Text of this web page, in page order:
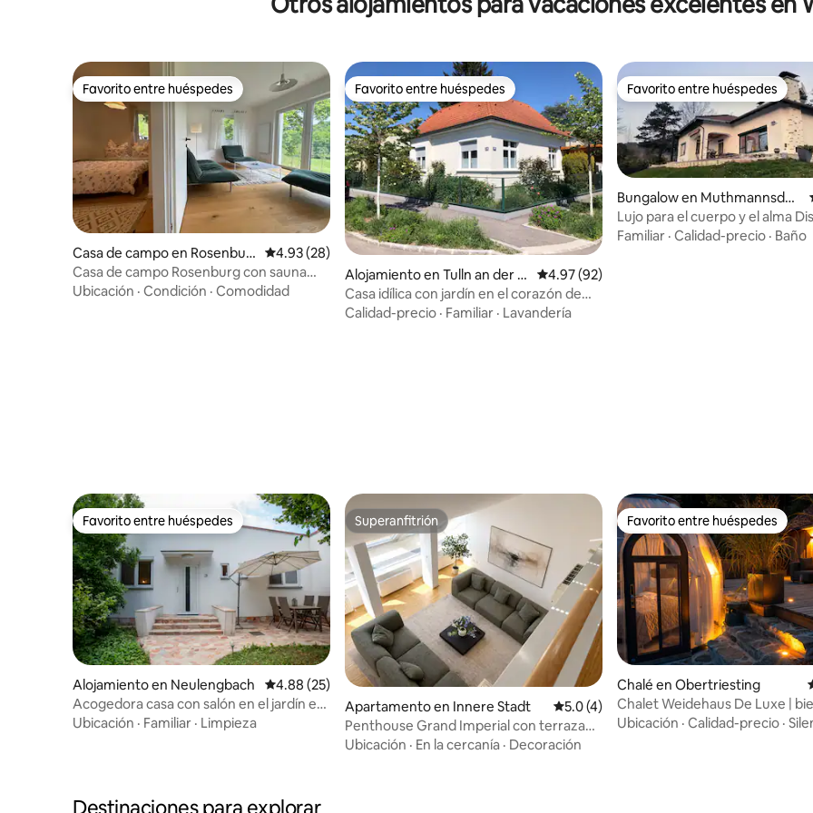
Favorito entre huéspedes
Favorito entre huéspedes
Casa de campo en Rosenbur
g
Calificación promedio: 4.93 de 5, 28 reseñas
4.93 (28)
Casa de campo Rosenburg con sauna
privada en el jardín
Ubicación · Condición · Comodidad
Favorito entre huéspedes
Favorito entre huéspedes
Alojamiento en Tulln an der D
onau
Calificación promedio: 4.97 de 5, 92 reseñas
4.97 (92)
Casa idílica con jardín en el corazón de
Tulln
Calidad-precio · Familiar · Lavandería
Favorito entre huéspedes
Favorito entre huéspedes
Bungalow en Muthmannsdor
fLujo para el cuerpo y el alma
la naturaleza a su alcance
Familiar · Calidad-precio · Baño
Favorito entre huéspedes
Favorito entre huéspedes
Alojamiento en Neulengbach Calificación promedio: 4.88 de 5, 25 reseñas
4.88 (25)
Acogedora casa con salón en el jardín en
el Bosque de Viena
Ubicación · Familiar · Limpieza
Superanfitrión
Superanfitrión
Apartamento en Innere Stadt Calificación promedio: 5.0 de 5, 4 reseñas
5.0 (4)
Penthouse Grand Imperial con terraza
grande
Ubicación · En la cercanía · Decoración
Favorito entre huéspedes
Favorito entre huéspedes
Chalé en Obertriesting
Chalet Weidehaus De Luxe |
exclusivo
Ubicación · Calidad-precio ·